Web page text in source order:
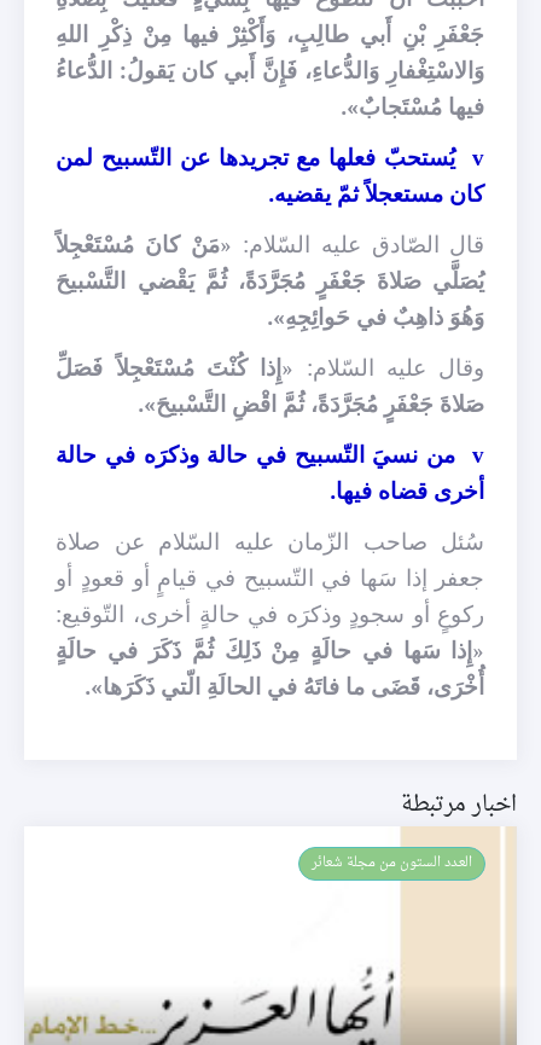
جَعْفَرِ بْنِ أَبي طالِبٍ، وَأَكْثِرْ فيها مِنْ ذِكْرِ اللهِ
وَالاسْتِغْفارِ وَالدُّعاءِ، فَإِنَّ أَبي كان يَقولُ: الدُّعاءُ
فيها مُسْتَجابٌ».
v
يُستحبّ فعلها مع تجريدها عن التّسبيح لمن
كان مستعجلاً ثمّ يقضيه.
قال الصّادق عليه السّلام: «مَنْ كانَ مُسْتَعْجِلاً
يُصَلَّي صَلاةَ جَعْفَرٍ مُجَرَّدَةً، ثُمَّ يَقْضي التَّسْبيحَ
وَهُوَ ذاهِبٌ في حَوائِجِهِ».
وقال عليه السّلام: «إِذا كُنْتَ مُسْتَعْجِلاً فَصَلِّ
صَلاةَ جَعْفَرٍ مُجَرَّدَةً، ثُمَّ اقْضِ التَّسْبيحَ».
v
من نسيَ التّسبيح في حالة وذكرَه في حالة
أخرى قضاه فيها.
سُئل صاحب الزّمان عليه السّلام عن صلاة
جعفر إذا سَها في التّسبيح في قيامٍ أو قعودٍ أو
ركوعٍ أو سجودٍ وذكرَه في حالةٍ أخرى، التّوقيع:
«إِذا سَها في حالَةٍ مِنْ ذَلِكَ ثُمَّ ذَكَرَ في حالَةٍ
أُخْرَى، قَضَى ما فاتَهُ في الحالَةِ الّتي ذَكَرَها».
اخبار مرتبطة
العـدد الستون من مجلة شعائر